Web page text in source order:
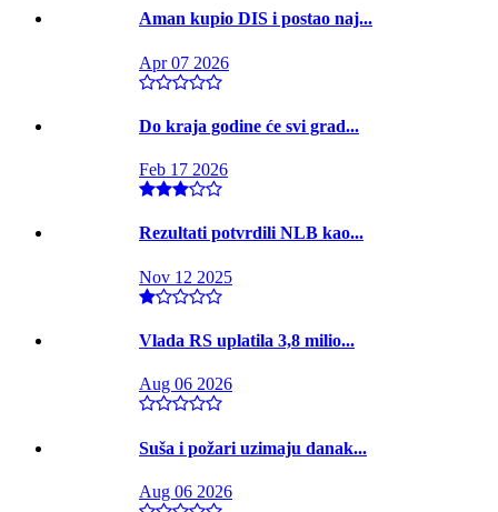
Aman kupio DIS i postao naj...
Apr 07 2026
Do kraja godine će svi grad...
Feb 17 2026
Rezultati potvrdili NLB kao...
Nov 12 2025
Vlada RS uplatila 3,8 milio...
Aug 06 2026
Suša i požari uzimaju danak...
Aug 06 2026